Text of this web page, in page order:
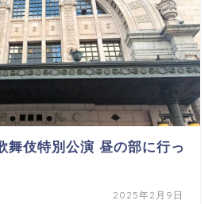
舞伎特別公演 昼の部に行っ
2025年2月9日